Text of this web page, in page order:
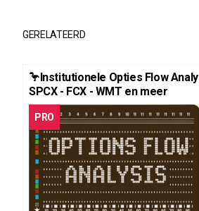
GERELATEERD
🦩Institutionele Opties Flow
SPCX - FCX - WMT en meer
PRO